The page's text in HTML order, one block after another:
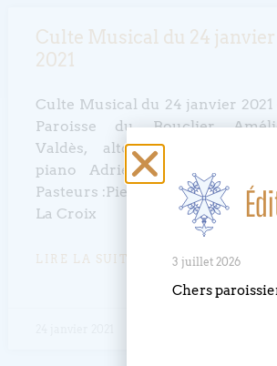
Culte Musical du 24 janvier
2021
Culte Musical du 24 janvier 2021
Paroisse du Bouclier
Valdès, altoHélène Herzberger,
piano Adrien Wiot, violoncelle
Pasteurs :Pierre et Petra Magne
La Croix
LIRE LA SUITE » 3 juillet 2026
Chers